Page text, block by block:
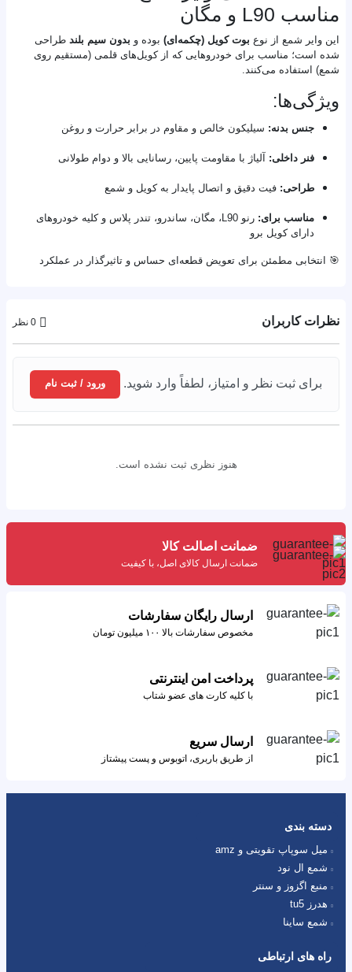
مناسب L90 و مگان
این وایر شمع از نوع بوت کویل (چکمه‌ای) بوده و بدون سیم بلند طراحی
شده است؛ مناسب برای خودروهایی که از کویل‌های قلمی (مستقیم روی
شمع) استفاده می‌کنند.
ویژگی‌ها:
جنس بدنه: سیلیکون خالص و مقاوم در برابر حرارت و روغن
فنر داخلی: آلیاژ با مقاومت پایین، رسانایی بالا و دوام طولانی
طراحی: فیت دقیق و اتصال پایدار به کویل و شمع
مناسب برای:
رنو L90، مگان، ساندرو، تندر پلاس و کلیه خودروهای
دارای کویل برو
🎯 انتخابی مطمئن برای تعویض قطعه‌ای حساس و تاثیرگذار در عملکرد
نظرات کاربران 0 نظر
برای ثبت نظر و امتیاز، لطفاً وارد شوید. ورود / ثبت نام
هنوز نظری ثبت نشده است.
ضمانت اصالت کالا
ضمانت ارسال کالای اصل، با کیفیت
ارسال رایگان سفارشات
مخصوص سفارشات بالا ۱۰۰ میلیون تومان
پرداخت امن اینترنتی
با کلیه کارت های عضو شتاب
ارسال سریع
از طریق باربری، اتوبوس و پست پیشتاز
دسته بندی
میل سوپاپ تقویتی و amz
شمع ال نود
منبع اگزوز و سنتر
هدرز tu5
شمع ساینا
راه های ارتباطی